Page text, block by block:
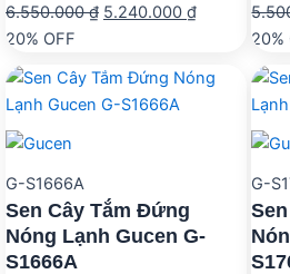
6.550.000₫ Giá
6.550.000 ₫.
5.240.000 ₫Giá
là:
5.240.000 ₫.
20% OFF 20%
G-S1666A
Sen Cây Tắm Đứng
Nóng Lạnh Gucen G-
S1666A
G-